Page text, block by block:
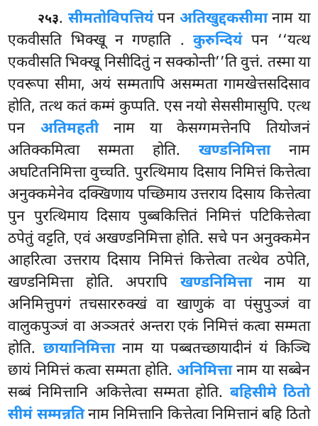
२५३. सीमतोविपत्तियंपन अतिखुद्दकसीमानाम या
एकवीसति भिक्खू न गण्हाति .कुरुन्दियंपन ‘‘यत्थ
एकवीसति भिक्खू निसीदितुं न सक्कोन्ती’’ति वुत्तं. तस्मा या
एवरूपा सीमा, अयं सम्मतापि असम्मता गामखेत्तसदिसाव
होति, तत्थ कतं कम्मं कुप्पति. एस नयो सेससीमासुपि. एत्थ
पन अतिमहतीनाम या केसग्गमत्तेनपि तियोजनं
अतिक्कमित्वा सम्मता होति. खण्डनिमित्तानाम
अघटितनिमित्ता वुच्चति. पुरत्थिमाय दिसाय निमित्तं कित्तेत्वा
अनुक्कमेनेव दक्खिणाय पच्छिमाय उत्तराय दिसाय कित्तेत्वा
पुन पुरत्थिमाय दिसाय पुब्बकित्तितं निमित्तं पटिकित्तेत्वा
ठपेतुं वट्टति, एवं अखण्डनिमित्ता होति. सचे पन अनुक्कमेन
आहरित्वा उत्तराय दिसाय निमित्तं कित्तेत्वा तत्थेव ठपेति,
खण्डनिमित्ता होति. अपरापि खण्डनिमित्तानाम या
अनिमित्तुपगं तचसाररुक्खं वा खाणुकं वा पंसुपुञ्जं वा
वालुकपुञ्जं वा अञ्ञतरं अन्तरा एकं निमित्तं कत्वा सम्मता
होति. छायानिमित्तानाम या पब्बतच्छायादीनं यं किञ्चि
छायं निमित्तं कत्वा सम्मता होति. अनिमित्तानाम या सब्बेन
सब्बं निमित्तानि अकित्तेत्वा सम्मता होति. बहिसीमे ठितो
सीमं सम्मन्नतिनाम निमित्तानि कित्तेत्वा निमित्तानं बहि ठितो